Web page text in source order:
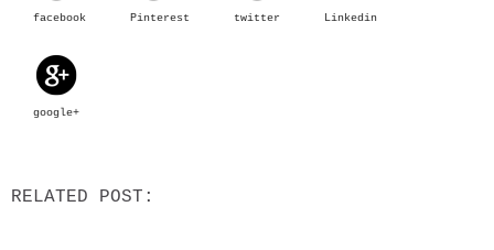
facebook Pinterest twitter Linkedin
google+
RELATED POST: